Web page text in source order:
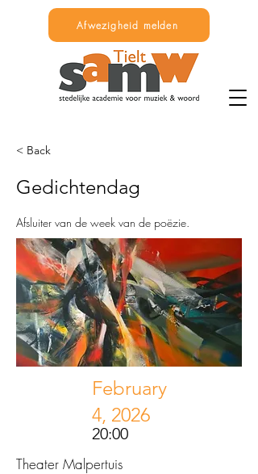
Afwezigheid melden
< Back
Gedichtendag
Afsluiter van de week van de poëzie.
February
4, 2026
20:00
Theater Malpertuis